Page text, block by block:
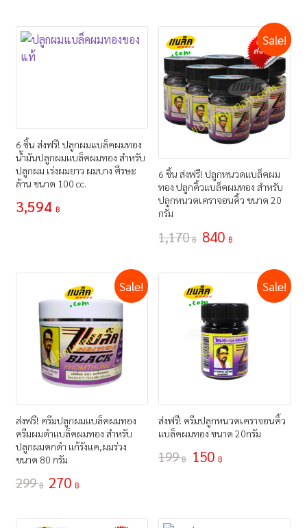
6 ชิ้น ส่งฟรี! ปลูกผมแบล็คผมทอง
น้ำมันปลูกผมแบล็คผมทอง สำหรับ
ปลูกผม เร่งผมยาว ผมบาง ศีรษะ
ล้าน ขนาด 100 cc.
3,594 ฿
6 ชิ้น ส่งฟรี! ปลูกหนวดแบล็คผม
ทอง ปลูกคิ้วแบล็คผมทอง สำหรับ
ปลูกหนวดเคราจอนคิ้ว ขนาด 20
กรัม
Sale!
1,170฿ 840 ฿
ส่งฟรี! ครีมปลูกผมแบล็คผมทอง
ครีมผมดำแบล็คผมทอง สำหรับ
ปลูกผมดกดำ แก้รังแค,ผมร่วง
ขนาด 80 กรัม
Sale!
299฿ 270 ฿
ส่งฟรี! ครีมปลูกหนวดเคราจอนคิ้ว
แบล็คผมทอง ขนาด 20กรัม
Sale!
199฿ 150 ฿